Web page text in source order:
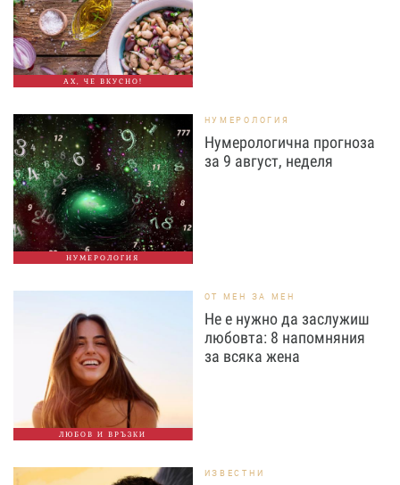
АХ, ЧЕ ВКУСНО!
НУМЕРОЛОГИЯ
НУМЕРОЛОГИЯ
Нумерологична прогноза
за 9 август, неделя
ЛЮБОВ И ВРЪЗКИ
ОТ МЕН ЗА МЕН
Не е нужно да заслужиш
любовта: 8 напомняния
за всяка жена
ИЗВЕСТНИ